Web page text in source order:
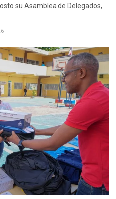
su Asamblea de Delegados,